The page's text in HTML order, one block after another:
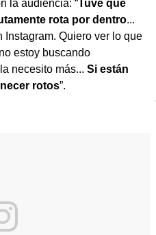
la audiencia: “Tuve que
rota por dentro...
Instagram. Quiero ver lo que
estoy buscando
necesito más... Si están
rotos”.